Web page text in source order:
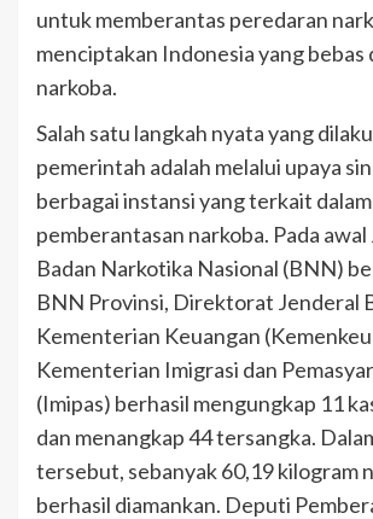
untuk memberantas peredaran
menciptakan Indonesia yang bebas
narkoba.
Salah satu langkah nyata yang
pemerintah adalah melalui upaya
berbagai instansi yang terkait dalam
pemberantasan narkoba. Pada awal
Badan Narkotika Nasional (BNN)
BNN Provinsi, Direktorat Jenderal
Kementerian Keuangan
Kementerian Imigrasi dan
(Imipas) berhasil mengungkap 11
dan menangkap 44 tersangka.
tersebut, sebanyak 60,19 kilogram
berhasil diamankan. Deputi